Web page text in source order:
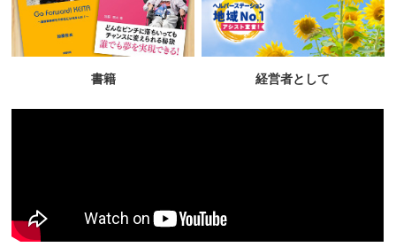
書籍 経営者として